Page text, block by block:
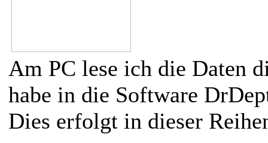
Am PC lese ich die Daten
habe in die Software
Dies erfolgt in dieser